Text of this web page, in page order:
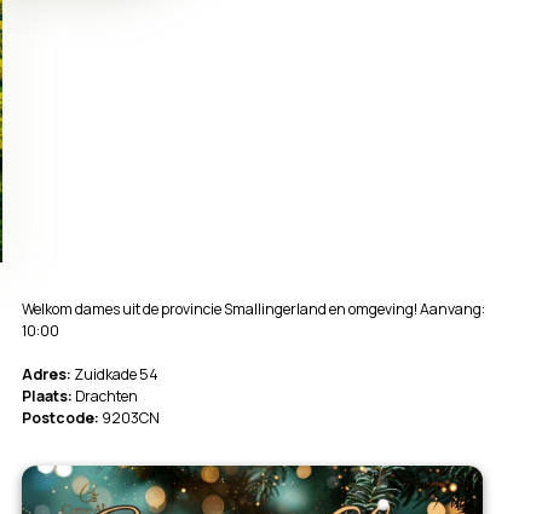
Welkom dames uit de provincie Smallingerland en omgeving! Aanvang:
10:00
Adres: Zuidkade 54
Plaats: Drachten
Postcode: 9203CN